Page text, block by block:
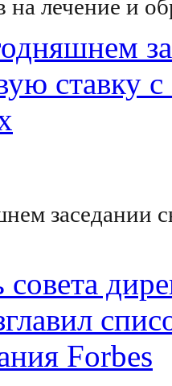
лечение и
заседании